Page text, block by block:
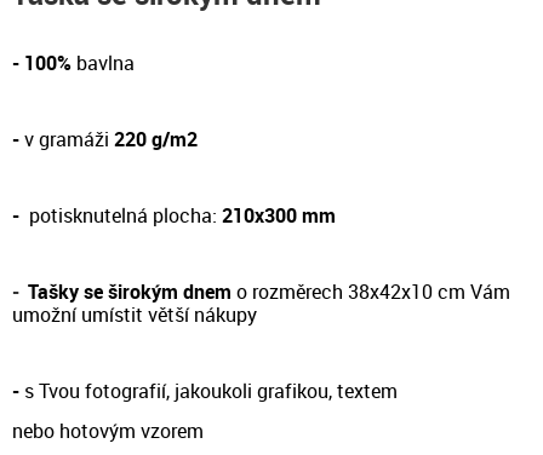
- 100% bavlna
-v gramáži 220 g/m2
- potisknutelná plocha: 210x300 mm
- Tašky se širokým dnem o rozměrech 38x42x10 cm Vám
umožní umístit větší nákupy
- s Tvou fotografií, jakoukoli grafikou, textem
nebo hotovým vzorem